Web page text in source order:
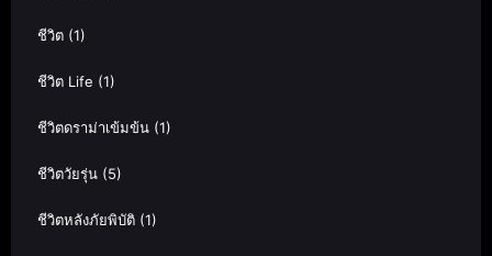
ชีวิต (1)
ชีวิต Life (1)
ชีวิตดราม่าเข้มข้น (1)
ชีวิตวัยรุ่น (5)
ชีวิตหลังภัยพิบัติ (1)